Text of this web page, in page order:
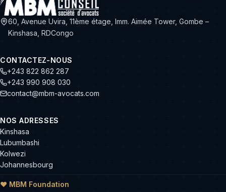
60, Avenue Uvira, 11ème étage, Imm. Aimée Tower, Gombe –
Kinshasa, RDCongo
CONTACTEZ-NOUS
+243 822 862 287
+243 990 908 030
contact@mbm-avocats.com
NOS ADRESSES
Kinshasa
Lubumbashi
Kolwezi
Johannesbourg
❤ MBM Foundation